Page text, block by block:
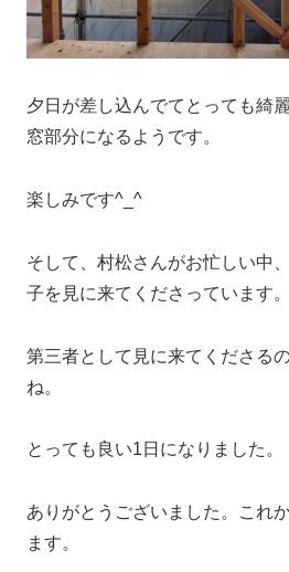
夕日が差し込んでてとっても綺
窓部分になるようです。
楽しみです^_^
そして、村松さんがお忙しい中
子を見に来てくださっています。
第三者として見に来てくださる
ね。
とっても良い1日になりました。
ありがとうございました。これ
ます。